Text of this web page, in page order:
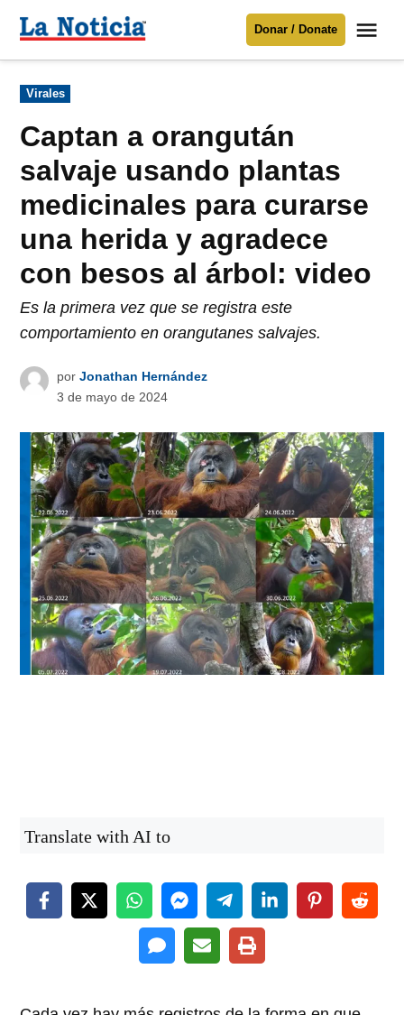
Para mantenerte informado necesitamos
Donar
contenido
Noticia
Donar / Donate
Publicado
en
Virales
Captan a orangután
salvaje usando plantas
medicinales para curarse
una herida y agradece
con besos al árbol: video
Es la primera vez que se registra este
comportamiento en orangutanes salvajes.
por Jonathan Hernández
3 de mayo de 2024
Translate with AI to